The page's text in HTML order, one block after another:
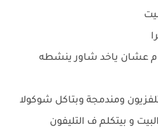
عشان ياخد شاور ينشطه
ومندمجة وبتاكل شوكولا
و بيتكلم ف التليفون